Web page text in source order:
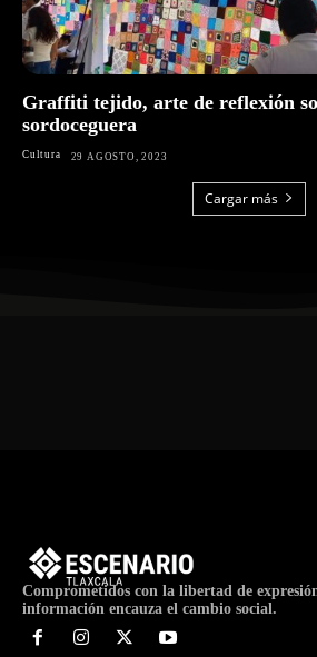
Graffiti tejido, arte de reflexión
sordoceguera
Cultura 29 AGOSTO, 2023
Cargar más
Comprometidos con la libertad de
información encauza el cambio social.